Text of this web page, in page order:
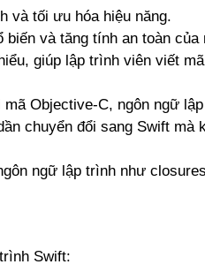
và tối ưu hóa hiệu năng.
và tăng tính an toàn của
giúp lập trình viên viết
Objective-C, ngôn ngữ
chuyển đổi sang Swift mà
ngữ lập trình như
Swift: